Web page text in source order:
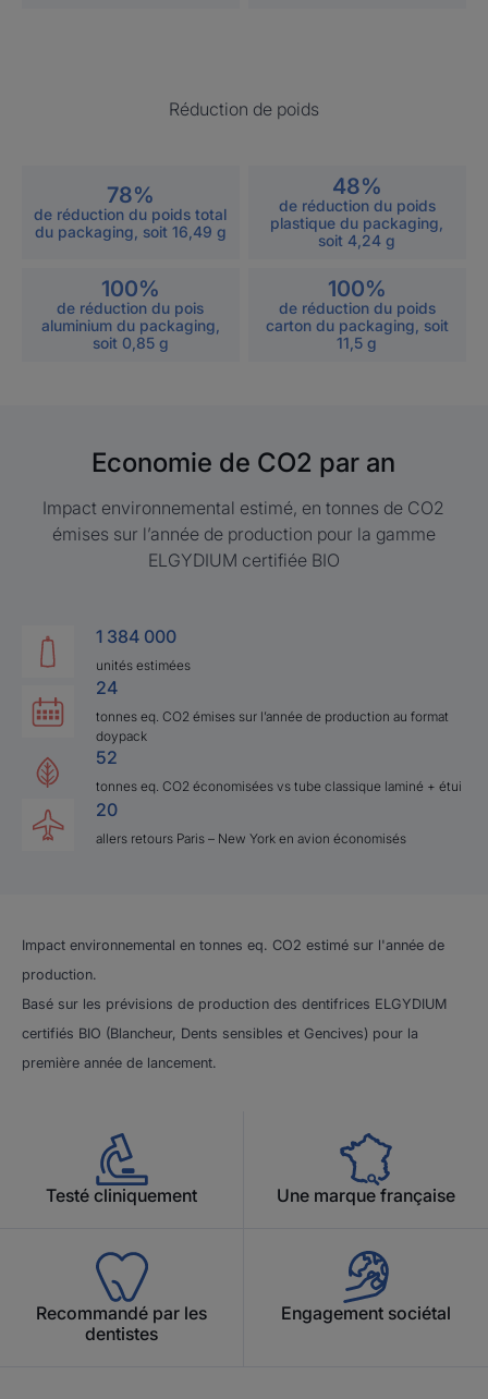
Réduction de poids
78%
de réduction du poids total
du packaging, soit 16,49 g
48%
de réduction du poids
plastique du packaging,
soit 4,24 g
100%
de réduction du pois
aluminium du packaging,
soit 0,85 g
100%
de réduction du poids
carton du packaging, soit
11,5 g
Economie de CO2 par an
Impact environnemental estimé, en tonnes de CO2
émises sur l’année de production pour la gamme
ELGYDIUM certifiée BIO
1 384 000
unités estimées
24
tonnes eq. CO2 émises sur l’année de production au format
doypack
52
tonnes eq. CO2 économisées vs tube classique laminé + étui
20
allers retours Paris – New York en avion économisés
Impact environnemental en tonnes eq. CO2 estimé sur l'année de
production.
Basé sur les prévisions de production des dentifrices ELGYDIUM
certifiés BIO (Blancheur, Dents sensibles et Gencives) pour la
première année de lancement. ​
Testé cliniquement Une marque française
Recommandé par les
dentistes
Engagement sociétal